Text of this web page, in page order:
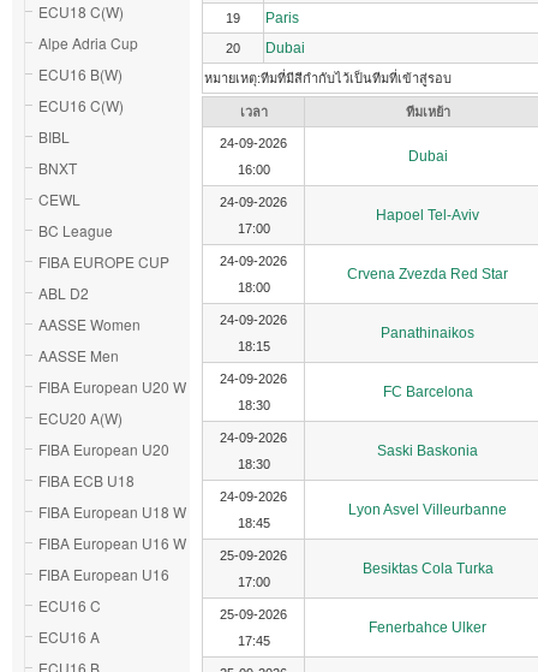
ECU18 C(W)
Alpe Adria Cup
ECU16 B(W)
ECU16 C(W)
BIBL
BNXT
CEWL
BC League
FIBA EUROPE CUP
ABL D2
AASSE Women
AASSE Men
FIBA European U20 W
ECU20 A(W)
FIBA European U20
FIBA ECB U18
FIBA European U18 W
FIBA European U16 W
FIBA European U16
ECU16 C
ECU16 A
ECU16 B
19 Paris
20 Dubai
หมายเหตุ:ทีมที่มีสีกำกับไว้เป็นทีมที่เข้าสู่รอบ
เวลา ทีมเหย้า
24-09-2026
16:00
Dubai
24-09-2026
17:00
Hapoel Tel-Aviv
24-09-2026
18:00
Crvena Zvezda Red Star
24-09-2026
18:15
Panathinaikos
24-09-2026
18:30
FC Barcelona
24-09-2026
18:30
Saski Baskonia
24-09-2026
18:45
Lyon Asvel Villeurbanne
25-09-2026
17:00
Besiktas Cola Turka
25-09-2026
17:45
Fenerbahce Ulker